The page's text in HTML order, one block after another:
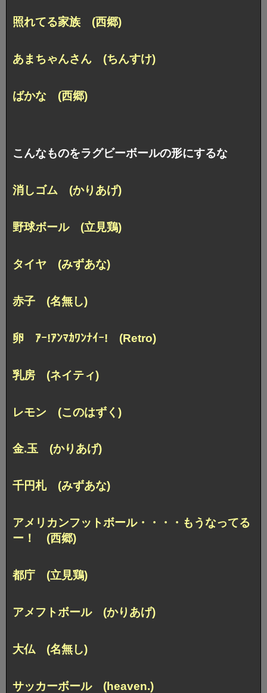
照れてる家族 (西郷)
あまちゃんさん (ちんすけ)
ばかな (西郷)
こんなものをラグビーボールの形にするな
消しゴム (かりあげ)
野球ボール (立見鶏)
タイヤ (みずあな)
赤子 (名無し)
卵 ｱｰ!ｱﾝﾏｶﾜﾝﾅｲｰ! (Retro)
乳房 (ネイティ)
レモン (このはずく)
金.玉 (かりあげ)
千円札 (みずあな)
アメリカンフットボール・・・・ もうなってる
ー！ (西郷)
都庁 (立見鶏)
アメフトボール (かりあげ)
大仏 (名無し)
サッカーボール (heaven.)